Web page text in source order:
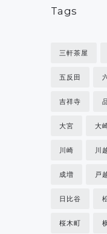
Tags
三軒茶屋
五反田
吉祥寺
大宮 大
川崎 川
成増 戸
日比谷
桜木町